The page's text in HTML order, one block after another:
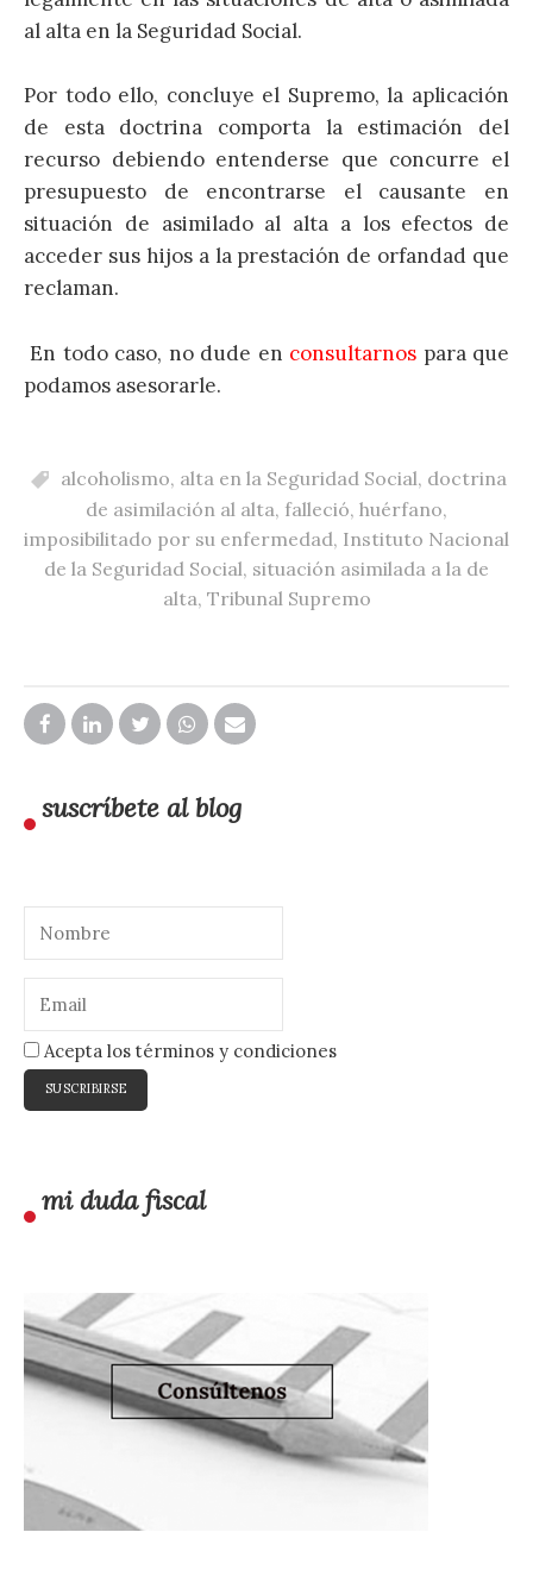
al alta en la Seguridad Social.
Por todo ello, concluye el Supremo, la aplicación
de esta doctrina comporta la estimación del
recurso debiendo entenderse que concurre el
presupuesto de encontrarse el causante en
situación de asimilado al alta a los efectos de
acceder sus hijos a la prestación de orfandad que
reclaman.
En todo caso, no dude en consultarnos para que
podamos asesorarle.
alcoholismo, alta en la Seguridad Social, doctrina
de asimilación al alta, falleció, huérfano,
imposibilitado por su enfermedad, Instituto Nacional
de la Seguridad Social, situación asimilada a la de
alta, Tribunal Supremo
suscríbete al blog
Acepta los términos y condiciones
mi duda fiscal